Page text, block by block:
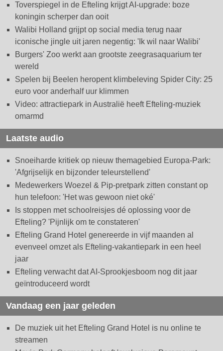
Toverspiegel in de Efteling krijgt AI-upgrade: boze
koningin scherper dan ooit
Walibi Holland grijpt op social media terug naar
iconische jingle uit jaren negentig: 'Ik wil naar Walibi'
Burgers' Zoo werkt aan grootste zeegrasaquarium ter
wereld
Spelen bij Beelen heropent klimbeleving Spider City: 25
euro voor anderhalf uur klimmen
Video: attractiepark in Australië heeft Efteling-muziek
omarmd
Laatste audio
Snoeiharde kritiek op nieuw themagebied Europa-Park:
'Afgrijselijk en bijzonder teleurstellend'
Medewerkers Woezel & Pip-pretpark zitten constant op
hun telefoon: 'Het was gewoon niet oké'
Is stoppen met schoolreisjes dé oplossing voor de
Efteling? 'Pijnlijk om te constateren'
Efteling Grand Hotel genereerde in vijf maanden al
evenveel omzet als Efteling-vakantiepark in een heel
jaar
Efteling verwacht dat AI-Sprookjesboom nog dit jaar
geïntroduceerd wordt
Vandaag een jaar geleden
De muziek uit het Efteling Grand Hotel is nu online te
streamen